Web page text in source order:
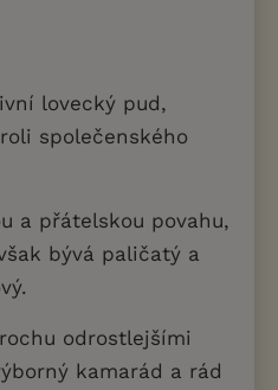
lovecký pud,
společenského
a přátelskou povahu,
bývá paličatý a
odrostlejšími
kamarád a rád